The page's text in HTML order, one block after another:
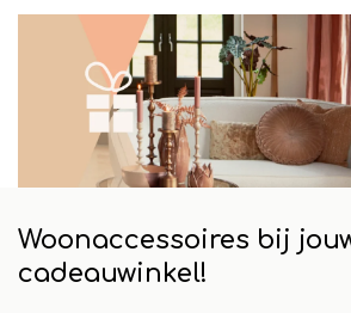
Woonaccessoires bij
cadeauwinkel!